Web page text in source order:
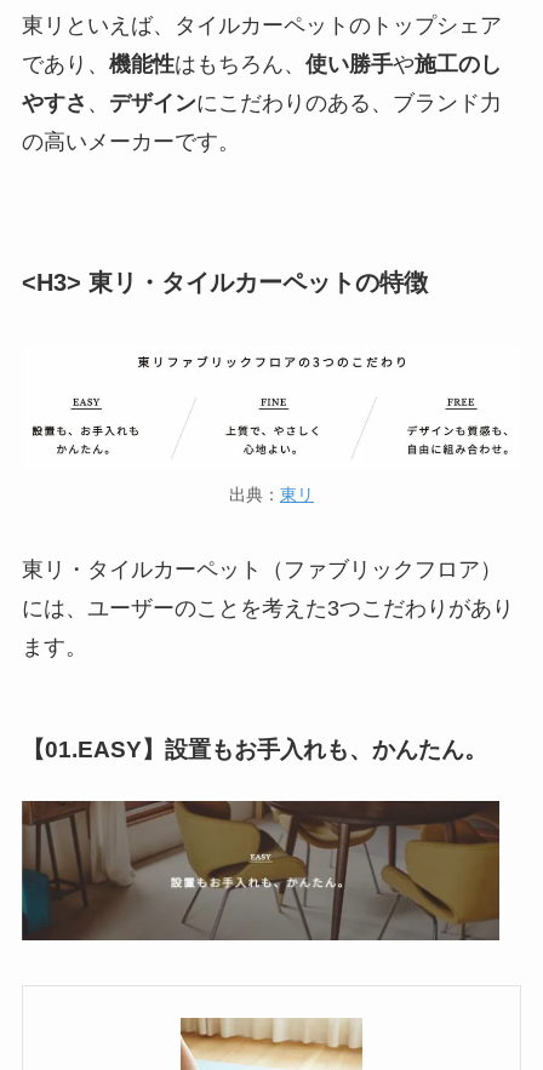
東リといえば、タイルカーペットのトップシェア
であり、 機能性はもちろん、 使い勝手や施工のし
やすさ 、 デザインにこだわりのある、ブランド力
の高いメーカーです。
<H3> 東リ・タイルカーペットの特徴
出典： 東リ
東リ・タイルカーペット（ファブリックフロア）
には、ユーザーのことを考えた3つこだわりがあり
ます。
【01.EASY】設置もお手入れも、かんたん。